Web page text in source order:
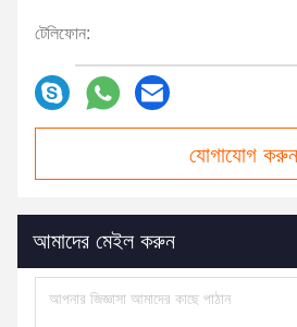
টেলিফোন:
যোগাযোগ করুন
আমাদের মেইল ​​করুন